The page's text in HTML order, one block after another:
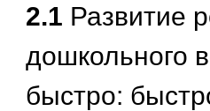
2.1 Развитие
дошкольного
быстро: